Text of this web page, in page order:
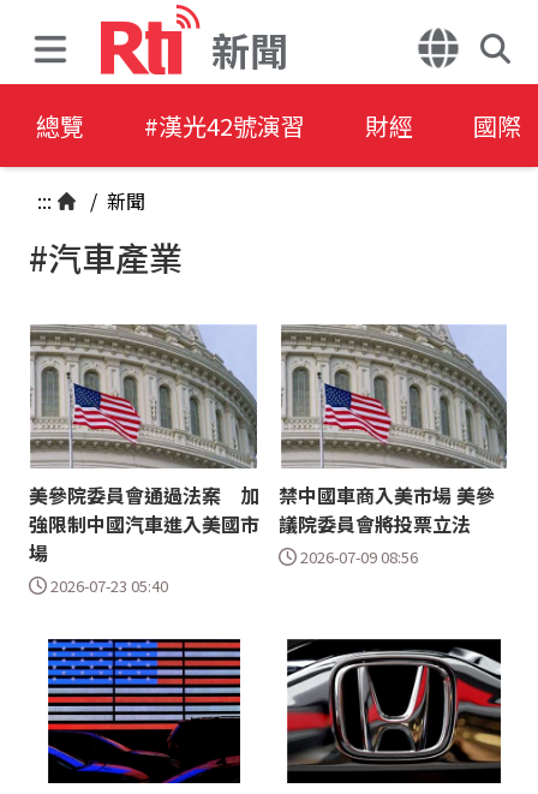
新聞
總覽 #漢光42號演習 財經 國際
::: / 新聞
#汽車產業
美參院委員會通過法案 加
強限制中國汽車進入美國市
場
2026-07-23 05:40
禁中國車商入美市場 美參
議院委員會將投票立法
2026-07-09 08:56